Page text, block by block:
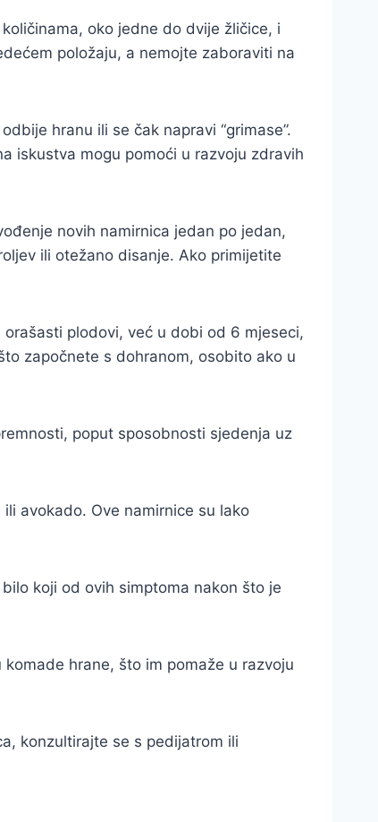
oko jedne do dvije žličice, i
položaju, a nemojte zaboraviti na
hranu ili se čak napravi “grimase”.
iskustva mogu pomoći u razvoju zdravih
novih namirnica jedan po jedan,
ili otežano disanje. Ako primijetite
plodovi, već u dobi od 6 mjeseci,
započnete s dohranom, osobito ako u
poput sposobnosti sjedenja uz
avokado. Ove namirnice su lako
koji od ovih simptoma nakon što je
hrane, što im pomaže u razvoju
konzultirajte se s pedijatrom ili